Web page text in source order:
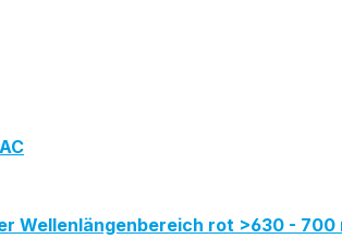
Wellenlängenbereich rot >630 - 700